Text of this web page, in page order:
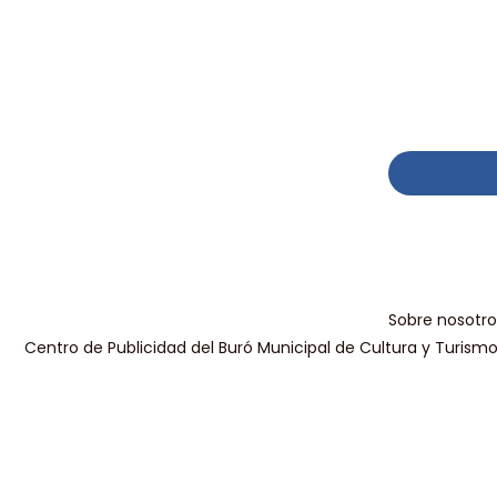
Sobre
Centro de Publicidad del Buró Municipal de Cultura y